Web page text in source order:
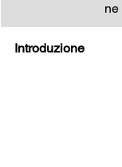
ne
Introduzione